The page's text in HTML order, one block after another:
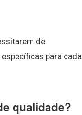
de
para cada
qualidade?